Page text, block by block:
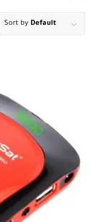
Sort byDefault